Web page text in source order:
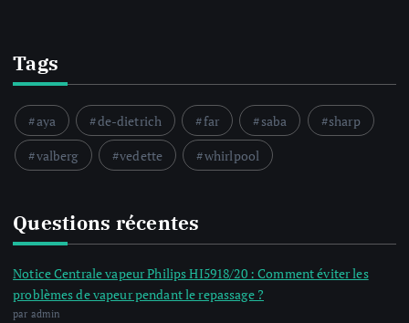
Tags
aya de-dietrich far saba
sharp
valberg
vedette whirlpool
Questions récentes
Notice Centrale vapeur Philips HI5918/20 : Comment éviter les
problèmes de vapeur pendant le repassage ?
par admin